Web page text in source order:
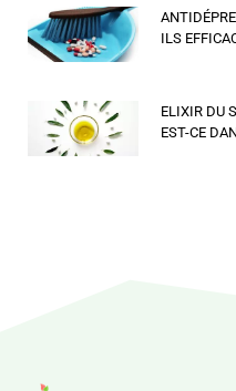
ILS
ELIXIR DU
EST-CE